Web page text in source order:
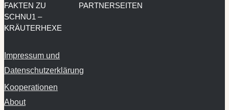
FAKTEN ZU
SCHNU1 –
KRÄUTERHEXE
Impressum und
Datenschutzerklärung
Kooperationen
About
PARTNERSEITEN